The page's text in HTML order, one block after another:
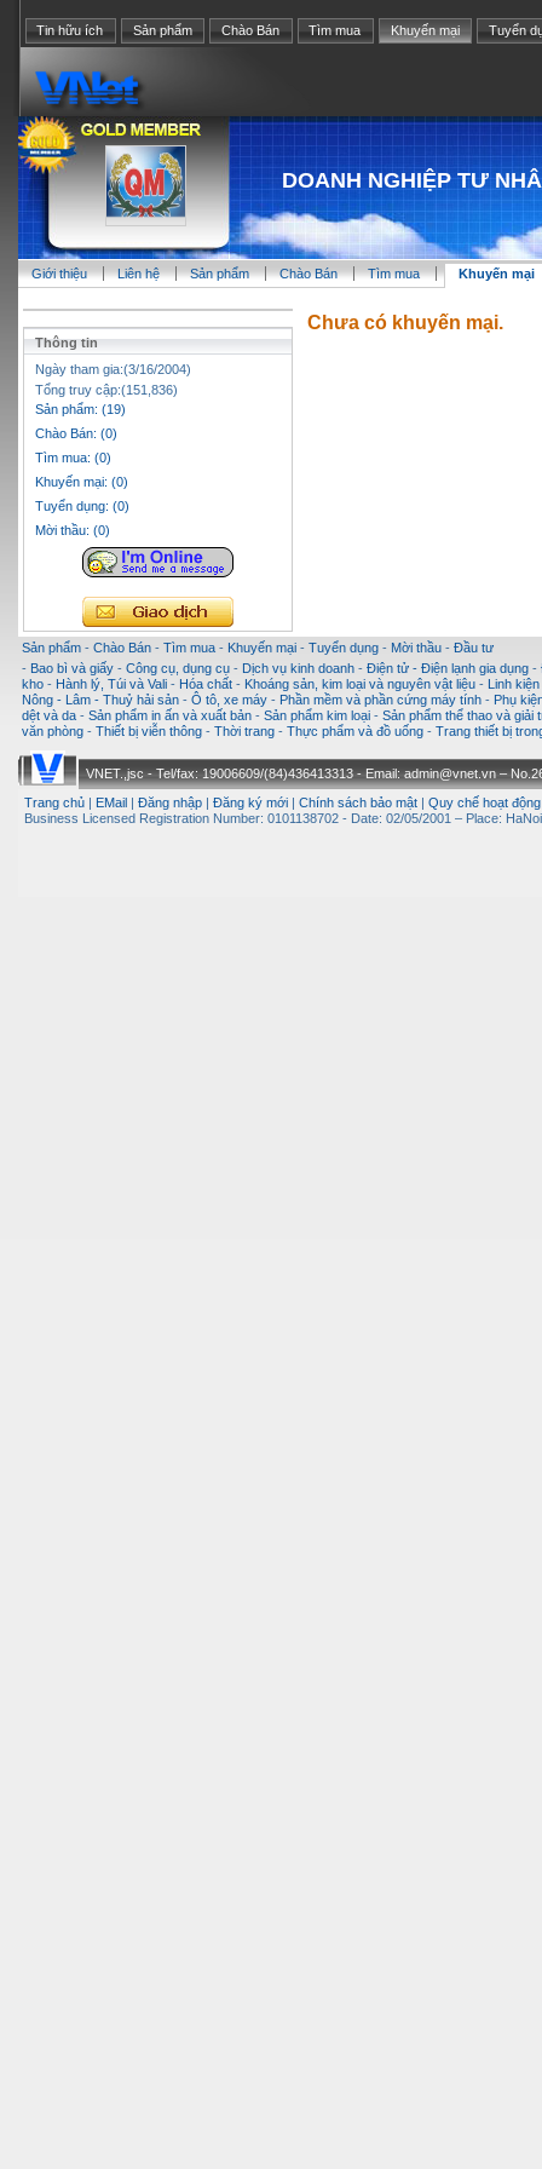
Tin hữu ích Sản phẩm Chào Bán Tìm mua Khuyến mại Tuyển
DOANH NGHIỆP TƯ
Giới thiệu Liên hệ Sản phẩm Chào Bán Tìm mua Khuyến mại
Thông tin
Ngày tham gia:(3/16/2004)
Tổng truy cập:(151,836)
Sản phẩm: (19)
Chào Bán: (0)
Tìm mua: (0)
Khuyến mại: (0)
Tuyển dụng: (0)
Mời thầu: (0)
Chưa có khuyến mại.
Sản phẩm - Chào Bán - Tìm mua - Khuyến mại - Tuyển dụng - Mời thầu - Đầu tư
- Bao bì và giấy - Công cụ, dụng cụ - Dịch vụ kinh doanh - Điện tử - Điện lạnh gia dụng -
kho - Hành lý, Túi và Vali - Hóa chất - Khoáng sản, kim loại và nguyên vật liệu -
Linh
Nông - Lâm - Thuỷ hải sản - Ô tô, xe máy - Phần mềm và phần cứng máy tính - Phụ
dệt và da - Sản phẩm in ấn và xuất bản - Sản phẩm kim loại - Sản phẩm thể thao và giải
văn phòng - Thiết bị viễn thông - Thời trang - Thực phẩm và đồ uống - Trang thiết bị
VNET.,jsc - Tel/fax: 19006609/(84)436413313 - Email: admin@vnet.vn –
Trang chủ
EMail Đăng nhập Đăng ký mới Chính sách bảo mật Quy chế hoạt động
Business Licensed Registration Number: 0101138702 - Date: 02/05/2001 – Place: